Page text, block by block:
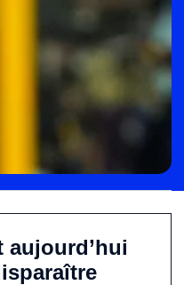
aujourd’hui